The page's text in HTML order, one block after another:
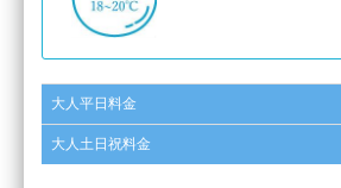
大人平日料金
大人土日祝料金